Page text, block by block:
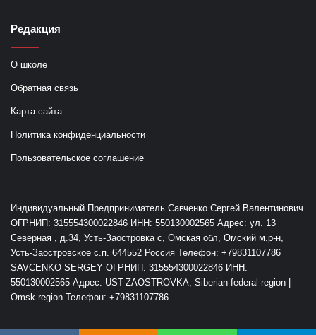
Редакция
О школе
Обратная связь
Карта сайта
Политика конфиденциальности
Пользовательское соглашение
Индивидуальный Предприниматель Савченко Сергей Валентинович
ОГРНИП: 315554300022846 ИНН: 550130002565 Адрес: ул. 13
Северная , д.34, Усть-Заостровка с, Омская обл, Омский м.р-н,
Усть-Заостровское с.п. 644552 Россия Телефон: +79831107786
SAVCENKO SERGEY ОГРНИП: 315554300022846 ИНН:
550130002565 Адрес: UST-ZAOSTROVKA, Siberian federal region |
Omsk region Телефон: +79831107786